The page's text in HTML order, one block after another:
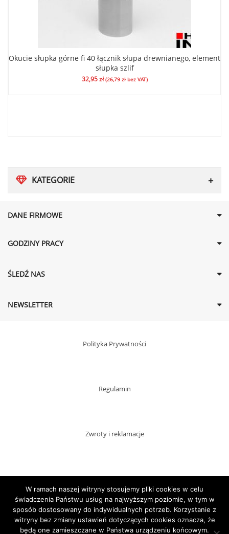
KATEGORIE
Okucie słupka górne fi 40 łącznik słupa drewnianego, element
słupka szlif
32,95zł (26,79 złbez VAT)
DANE FIRMOWE
GODZINY PRACY
ŚLEDŹ NAS
NEWSLETTER
Polityka Prywatności
Regulamin
Zwroty i reklamacje
Dostawy
Płatności
W ramach naszej witryny stosujemy pliki cookies w celu
świadczenia Państwu usług na najwyższym poziomie, w tym w
sposób dostosowany do indywidualnych potrzeb. Korzystanie z
witryny bez zmiany ustawień dotyczących cookies oznacza, że
będą one zamieszczane w Państwa urządzeniu końcowym.